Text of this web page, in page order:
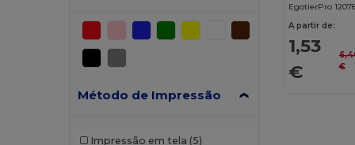
Método de Impressão
Impressão em tela (5)
EgotierPro
A partir de:
1,53
€
€